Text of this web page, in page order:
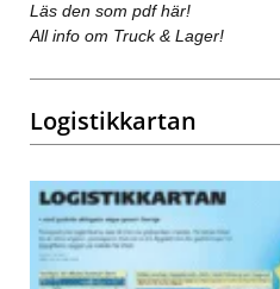
Läs den som pdf här!
All info om Truck & Lager!
Logistikkartan